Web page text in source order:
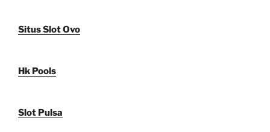
Situs Slot Ovo
Hk Pools
Slot Pulsa